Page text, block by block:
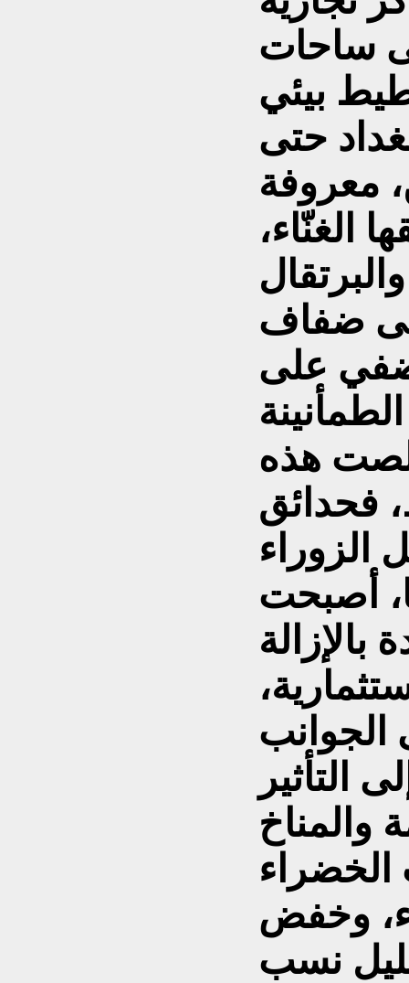
ساحات
بيئي
حتى
معروفة
الغنّاء،
ضفاف
على
هذه
فحدائق
الزوراء
أصبحت
الجوانب
التأثير
والمناخ
الخضراء
وخفض
نسب